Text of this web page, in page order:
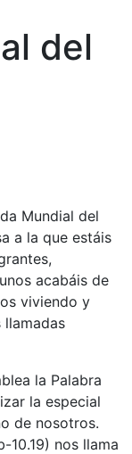
del
Mundial del
a la que estáis
acabáis de
viviendo y
la Palabra
la especial
de nosotros.
10.19) nos llama